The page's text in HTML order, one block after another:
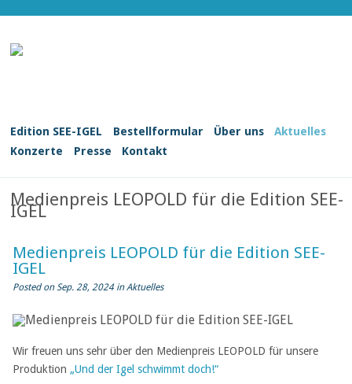
Edition SEE-IGEL Bestellformular Über uns
Aktuelles
Konzerte
Presse Kontakt
Medienpreis LEOPOLD für die Edition SEE-
IGEL
Medienpreis LEOPOLD für die Edition SEE-
IGEL
Posted on Sep. 28, 2024 inAktuelles
Wir freuen uns sehr über den Medienpreis LEOPOLD für unsere
Produktion „Und der Igel schwimmt doch!“